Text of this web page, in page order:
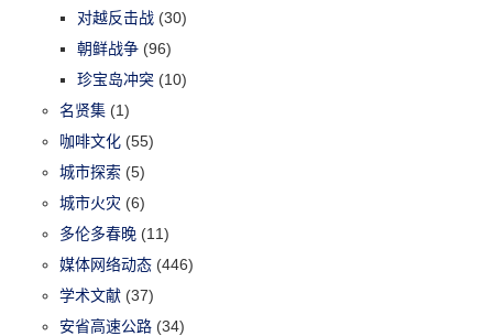
对越反击战 (30)
朝鲜战争 (96)
珍宝岛冲突 (10)
名贤集 (1)
咖啡文化 (55)
城市探索 (5)
城市火灾 (6)
多伦多春晚 (11)
媒体网络动态 (446)
学术文献 (37)
安省高速公路 (34)